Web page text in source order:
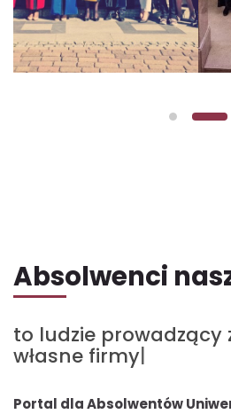
Absolwenci
to ludzie prowadzący
własne firmy| to
Portal dla Absolwentów